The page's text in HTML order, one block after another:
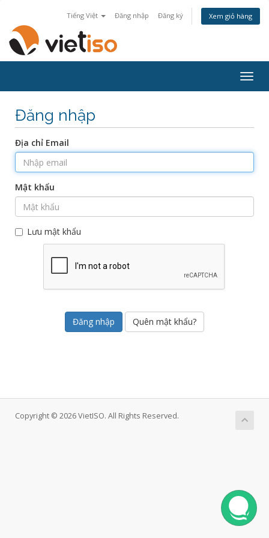
Tiếng Việt Đăng nhập Đăng ký Xem giỏ hàng
Đăng nhập
Địa chỉ Email
Mật khẩu
Lưu mật khẩu
Quên mật khẩu?
Copyright © 2026 VietISO. All Rights Reserved.